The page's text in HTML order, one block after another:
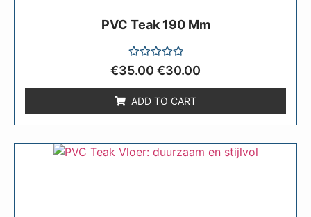
PVC Teak 190 Mm
Rated
0
of
5
€35.00€30.00
ADD TO CART